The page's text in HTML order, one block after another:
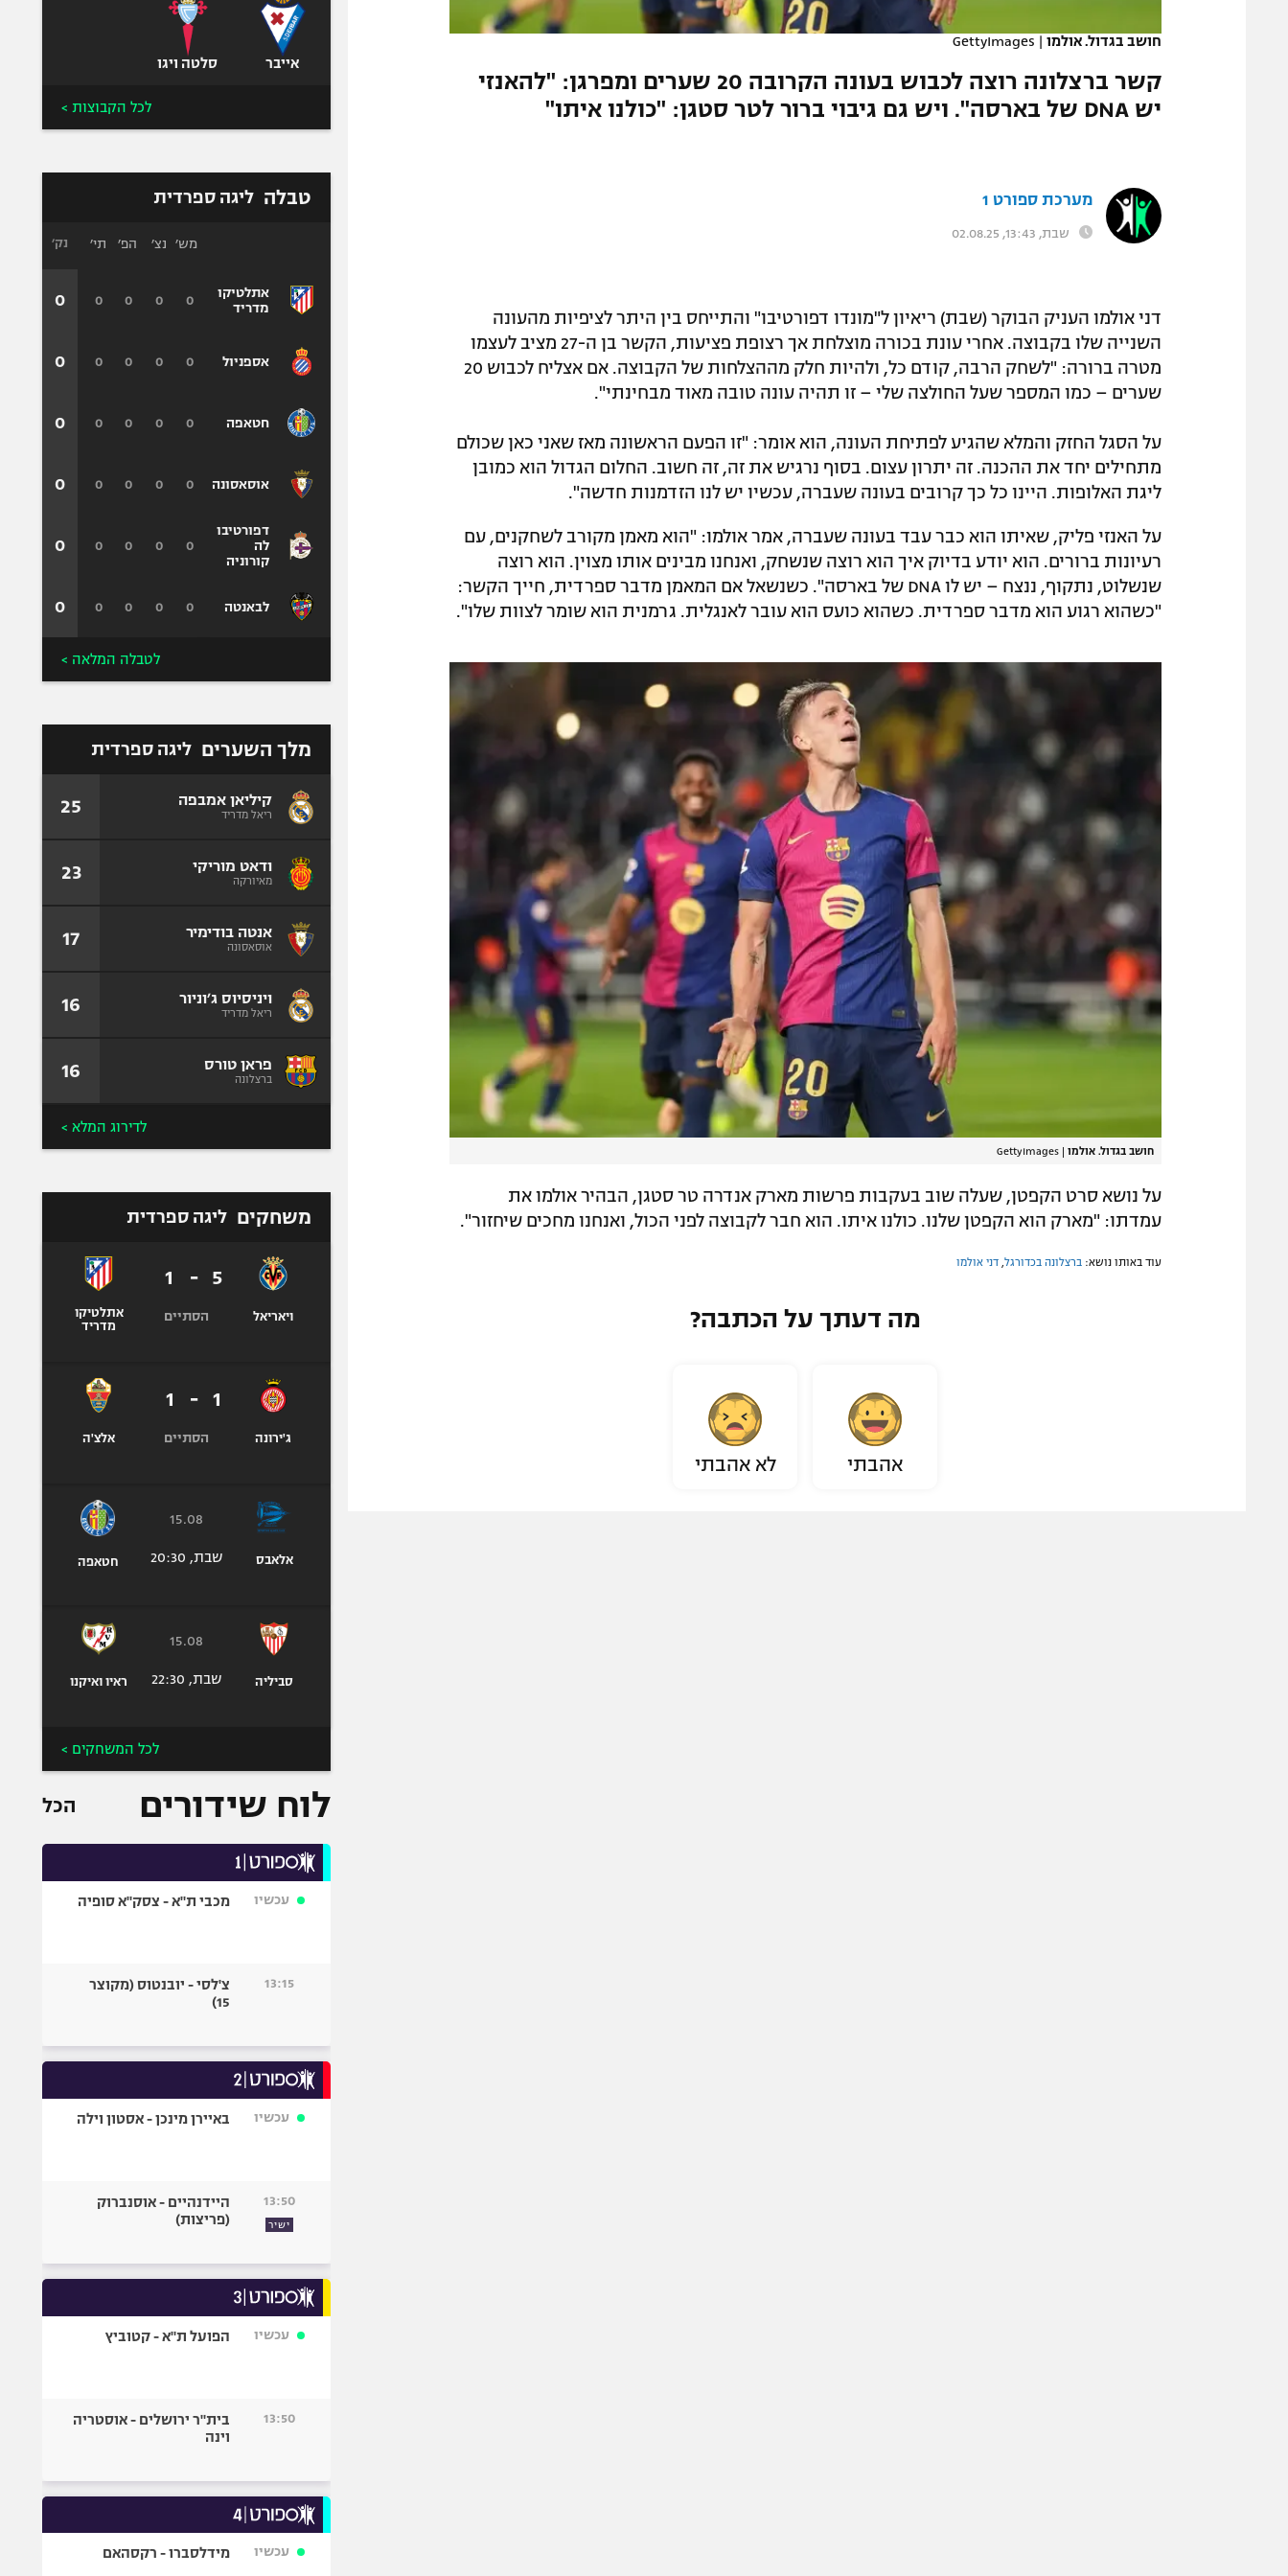
חושב בגדול. אולמו |
GettyImages
קשר ברצלונה רוצה לכבוש בעונה הקרובה 20 שערים ומפרגן: "להאנזי
יש DNA של בארסה". ויש גם גיבוי ברור לטר סטגן: "כולנו איתו"
מערכת ספורט 1
שבת, 13:43, 02.08.25
דני אולמו העניק הבוקר (שבת) ריאיון ל"מונדו דפורטיבו" והתייחס בין היתר לציפיות מהעונה
השנייה שלו בקבוצה. אחרי עונת בכורה מוצלחת אך רצופת פציעות, הקשר בן ה-27 מציב לעצמו
מטרה ברורה: "לשחק הרבה, קודם כל, ולהיות חלק מההצלחות של הקבוצה. אם אצליח לכבוש 20
שערים – כמו המספר שעל החולצה שלי – זו תהיה עונה טובה מאוד מבחינתי".
על הסגל החזק והמלא שהגיע לפתיחת העונה, הוא אומר: "זו הפעם הראשונה מאז שאני כאן שכולם
מתחילים יחד את ההכנה. זה יתרון עצום. בסוף נרגיש את זה, זה חשוב. החלום הגדול הוא כמובן
ליגת האלופות. היינו כל כך קרובים בעונה שעברה, עכשיו יש לנו הזדמנות חדשה".
על האנזי פליק, שאיתו הוא כבר עבד בעונה שעברה, אמר אולמו: "הוא מאמן מקורב לשחקנים, עם
רעיונות ברורים. הוא יודע בדיוק איך הוא רוצה שנשחק, ואנחנו מבינים אותו מצוין. הוא רוצה
שנשלוט, נתקוף, ננצח – יש לו DNA של בארסה". כשנשאל אם המאמן מדבר ספרדית, חייך הקשר:
"כשהוא רגוע הוא מדבר ספרדית. כשהוא כועס הוא עובר לאנגלית. גרמנית הוא שומר לצוות שלו".
חושב בגדול. אולמו |
GettyImages
על נושא סרט הקפטן, שעלה שוב בעקבות פרשות מארק אנדרה טר סטגן, הבהיר אולמו את
עמדתו: "מארק הוא הקפטן שלנו. כולנו איתו. הוא חבר לקבוצה לפני הכול, ואנחנו מחכים שיחזור".
עוד באותו נושא: ברצלונה בכדורגל דני אולמו
מה דעתך על הכתבה?
אהבתי לא אהבתי
אייבר סלטה ויגו
לכל הקבוצות >
טבלה ליגה ספרדית
אתלטיקו
מדריד
אספניול
חטאפה
אוסאסונה
דפורטיבו
לה
קורוניה
לבאנטה
מש׳ נצ׳ הפ׳ תי׳
0
0
0
0
0
0
0
0
0
0
0
0
0
0
0
0
0
0
0
0
0
0
0
0
נק׳
0
0
0
0
0
0
לטבלה המלאה >
מלך השערים ליגה ספרדית
קיליאן אמבפה
ריאל מדריד 25
ודאט מוריקי
מאיורקה 23
אנטה בודימיר
אוסאסונה 17
ויניסיוס ג׳וניור
ריאל מדריד 16
פראן טורס
ברצלונה 16
לדירוג המלא >
משחקים ליגה ספרדית
ויאריאל
5
-
1
הסתיים
אתלטיקו
מדריד
ג'ירונה
1
-
1
הסתיים אלצ'ה
אלאבס
15.08
שבת, 20:30 חטאפה
סביליה
15.08
שבת, 22:30 ראיו ואיקנו
לכל המשחקים >
לוח שידורים הכל
עכשיו מכבי ת"א - צסק"א סופיה
13:15
צ'לסי - יובנטוס (מקוצר
15)
עכשיו באיירן מינכן - אסטון וילה
13:50
ישיר
היידנהיים - אוסנברוק
(פריצות)
עכשיו הפועל ת"א - קטוביץ
13:50
בית"ר ירושלים - אוסטריה
וינה
עכשיו מידלסברו - רקסהאם